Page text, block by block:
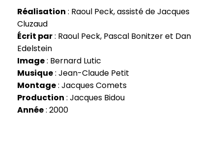
Réalisation : Raoul Peck, assisté de Jacques
Cluzaud
Écrit par: Raoul Peck, Pascal Bonitzer et Dan
Edelstein
Image: Bernard Lutic
Musique: Jean-Claude Petit
Montage: Jacques Comets
Production : Jacques Bidou
Année: 2000